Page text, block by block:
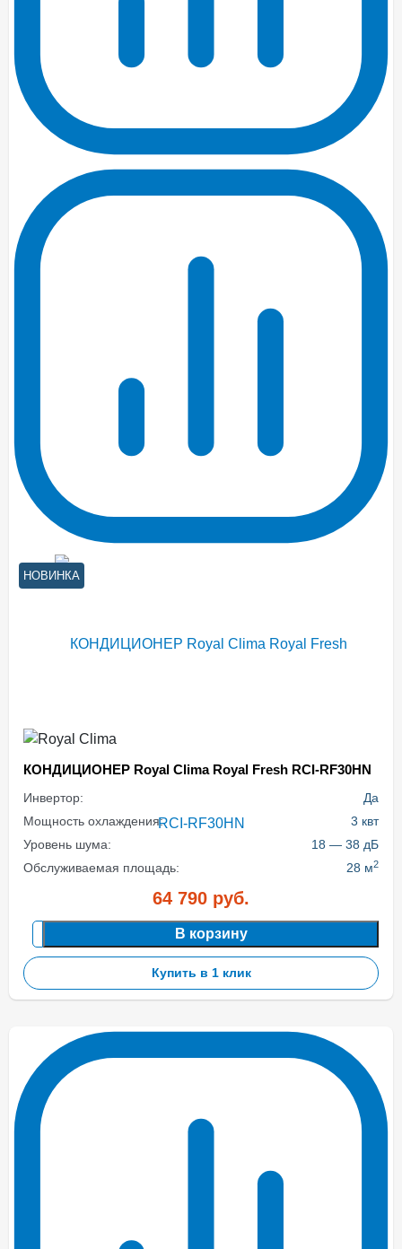
НОВИНКА
КОНДИЦИОНЕР Royal Clima Royal Fresh RCI-RF30HN
Инвертор:
Да
Мощность охлаждения:
3 квт
Уровень шума:
18 — 38 дБ
Обслуживаемая площадь:
28 м2
64 790 руб.
В корзину
Купить в 1 клик